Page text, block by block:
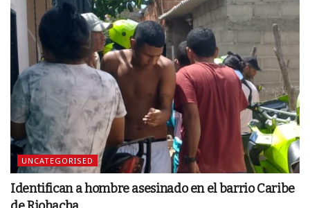
UNCATEGORISED
Identifican a hombre asesinado en el barrio Caribe